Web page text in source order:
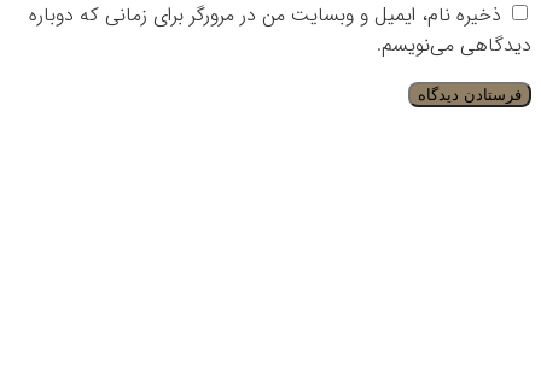
ذخیره نام، ایمیل و وبسایت من در مرورگر برای زمانی که دوباره
دیدگاهی می‌نویسم.